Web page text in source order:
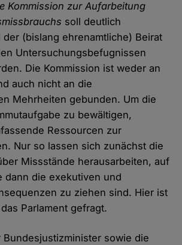
Kommission zur Aufarbeitung
soll deutlich
(bislang ehrenamtliche) Beirat
Untersuchungsbefugnissen
Die Kommission ist weder an
auch nicht an die
Mehrheiten gebunden. Um die
zu bewältigen,
Ressourcen zur
Nur so lassen sich zunächst die
Missstände herausarbeiten, auf
dann die exekutiven und
zu ziehen sind. Hier ist
Parlament gefragt.
Bundesjustizminister sowie die